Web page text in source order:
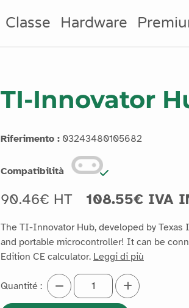
Classe Hardware
TI-Innovator
Riferimento : 03243480105682
Compatibilità
90.46€ HT 108.55€ IVA
The TI-Innovator Hub, developed by Texas
and portable microcontroller! It can be
Edition CE calculator. Leggi di più
Quantité :